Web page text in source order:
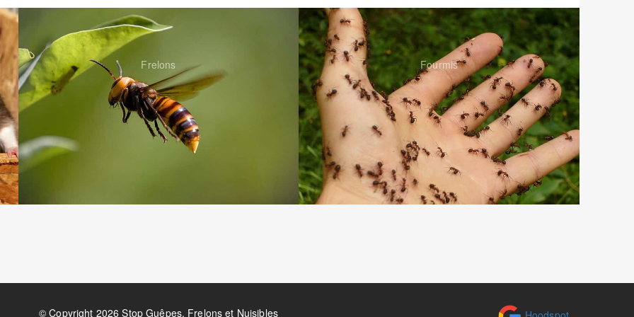
Frelons Fourmis
© Copyright 2026 Stop Guêpes, Frelons et Nuisibles